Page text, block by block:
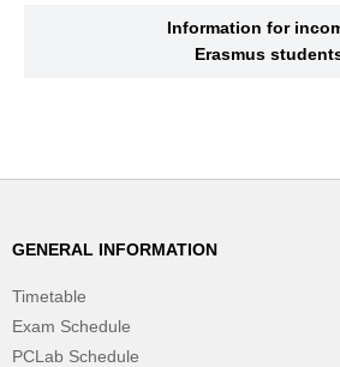
Information for
Erasmus
GENERAL INFORMATION
Timetable
Exam Schedule
PCLab Schedule